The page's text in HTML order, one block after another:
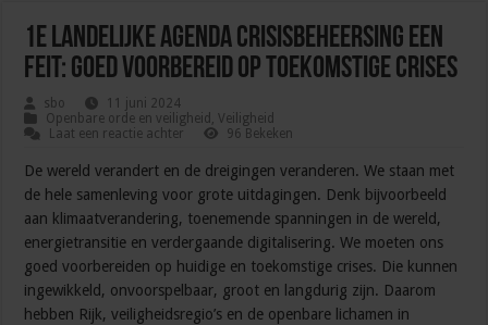
1e Landelijke Agenda Crisisbeheersing een
feit: goed voorbereid op toekomstige crises
sbo
11 juni 2024
Openbare orde en veiligheid ,Veiligheid
Laat een reactie achter
96 Bekeken
De wereld verandert en de dreigingen veranderen. We staan met
de hele samenleving voor grote uitdagingen. Denk bijvoorbeeld
aan klimaatverandering, toenemende spanningen in de wereld,
energietransitie en verdergaande digitalisering. We moeten ons
goed voorbereiden op huidige en toekomstige crises. Die kunnen
ingewikkeld, onvoorspelbaar, groot en langdurig zijn. Daarom
hebben Rijk, veiligheidsregio’s en de openbare lichamen in